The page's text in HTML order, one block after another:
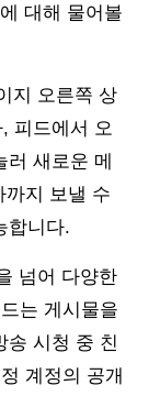
대해 물어볼
지 오른쪽 상
피드에서 오
러 새로운 메
까지 보낼 수
합니다.
넘어 다양한
는 게시물을
송 시청 중 친
계정의 공개